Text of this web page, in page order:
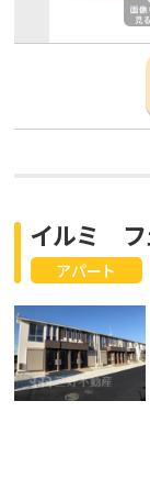
アパート
イルミ フ